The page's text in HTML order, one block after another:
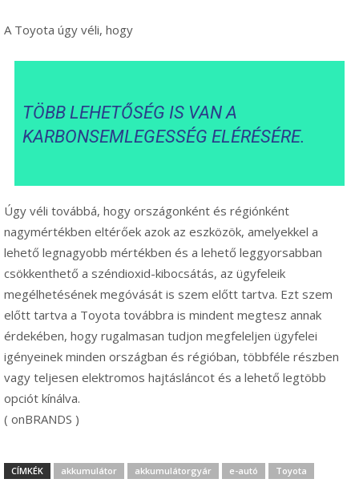
A Toyota úgy véli, hogy
TÖBB LEHETŐSÉG IS VAN A
KARBONSEMLEGESSÉG ELÉRÉSÉRE.
Úgy véli továbbá, hogy országonként és régiónként
nagymértékben eltérőek azok az eszközök, amelyekkel a
lehető legnagyobb mértékben és a lehető leggyorsabban
csökkenthető a széndioxid-kibocsátás, az ügyfeleik
megélhetésének megóvását is szem előtt tartva. Ezt szem
előtt tartva a Toyota továbbra is mindent megtesz annak
érdekében, hogy rugalmasan tudjon megfeleljen ügyfelei
igényeinek minden országban és régióban, többféle részben
vagy teljesen elektromos hajtásláncot és a lehető legtöbb
opciót kínálva.
( onBRANDS )
CÍMKÉK akkumulátor akkumulátorgyár e-autó Toyota